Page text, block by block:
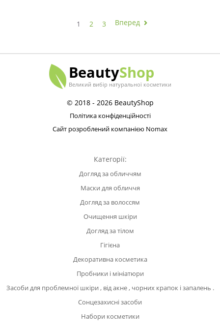
1 2 3 Вперед
BeautyShop
Великий вибір натуральної косметики
© 2018 - 2026 BeautyShop
Політика конфіденційності
Сайт розроблений компанією Nomax
Категорії:
Догляд за обличчям
Маски для обличчя
Догляд за волоссям
Очищення шкіри
Догляд за тілом
Гігієна
Декоративна косметика
Пробники і мініатюри
Засоби для проблемної шкіри , від акне , чорних крапок і запалень .
Сонцезахисні засоби
Набори косметики